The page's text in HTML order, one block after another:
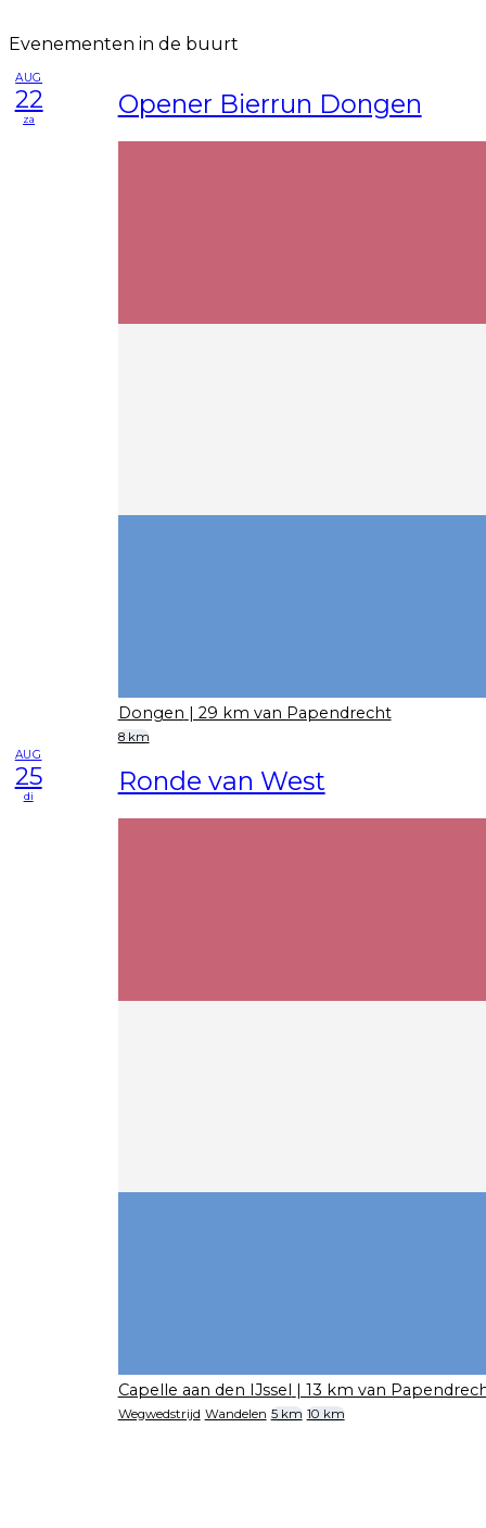
Evenementen in de buurt
AUG
22
za Opener Bierrun Dongen
Dongen | 29 km van Papendrecht
8 km
AUG
25
di Ronde van West
Capelle aan den IJssel | 13 km van
Wegwedstrijd Wandelen 5 km 10 km